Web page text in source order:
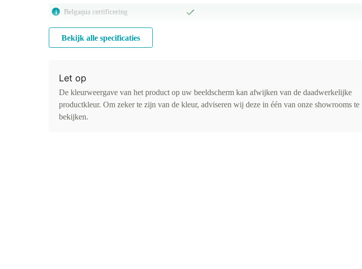
i Belgaqua certificering
Bekijk alle specificaties
Let op
De kleurweergave van het product op uw beeldscherm kan afwijken van de daadwerkelijke
productkleur. Om zeker te zijn van de kleur, adviseren wij deze in één van onze showrooms te
bekijken.